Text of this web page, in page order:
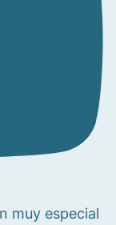
muy especial